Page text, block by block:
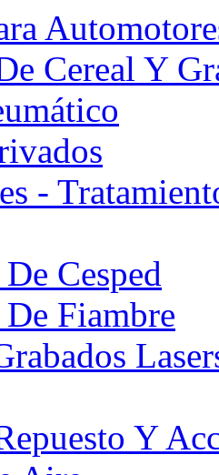
Cereal Y
-
Cesped
Fiambre
Y